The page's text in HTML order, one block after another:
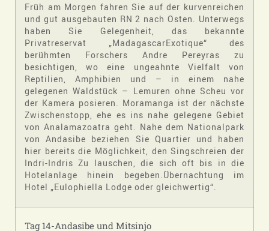
Früh am Morgen fahren Sie auf der kurvenreichen
und gut ausgebauten RN 2 nach Osten. Unterwegs
haben Sie Gelegenheit, das bekannte
Privatreservat „MadagascarExotique“ des
berühmten Forschers Andre Pereyras zu
besichtigen, wo eine ungeahnte Vielfalt von
Reptilien, Amphibien und – in einem nahe
gelegenen Waldstück – Lemuren ohne Scheu vor
der Kamera posieren. Moramanga ist der nächste
Zwischenstopp, ehe es ins nahe gelegene Gebiet
von Analamazoatra geht. Nahe dem Nationalpark
von Andasibe beziehen Sie Quartier und haben
hier bereits die Möglichkeit, den Singschreien der
Indri-Indris Zu lauschen, die sich oft bis in die
Hotelanlage hinein begeben.Übernachtung im
Hotel „Eulophiella Lodge oder gleichwertig“.
Tag 14-Andasibe und Mitsinjo